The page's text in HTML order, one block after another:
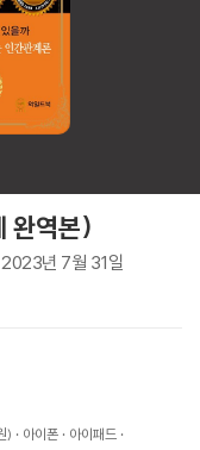
완역본)
2023년 7월 31일
) 아이폰
아이패드